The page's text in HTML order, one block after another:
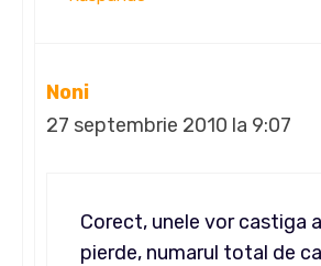
Noni
27 septembrie 2010 la 9:07
Corect, unele vor castiga
pierde, numarul total de